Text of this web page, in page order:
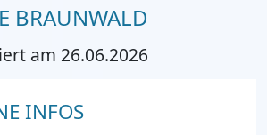
BRAUNWALD
am 26.06.2026
INFOS